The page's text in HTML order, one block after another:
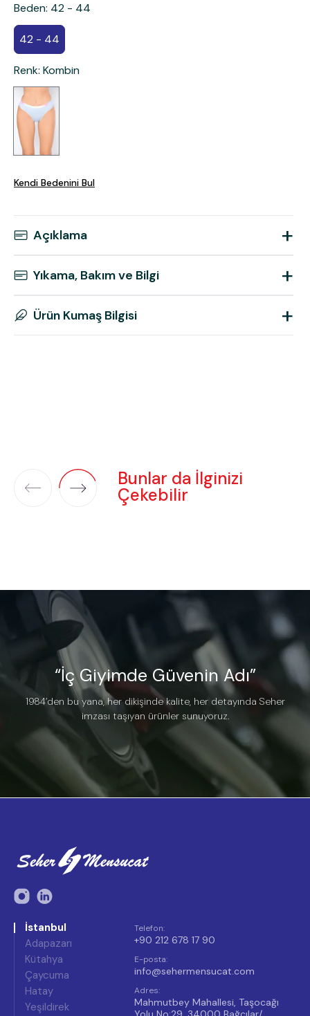
Beden: 42 - 44
42 - 44
Renk: Kombin
Kendi Bedenini Bul
Açıklama +
Yıkama, Bakım ve Bilgi +
Ürün Kumaş Bilgisi +
Bunlar da İlginizi
Çekebilir
“İç Giyimde Güvenin Adı”
1984’den bu yana, her dikişinde kalite, her detayında Seher
imzası taşıyan ürünler sunuyoruz.
İstanbul
Adapazarı
Kütahya
Çaycuma
Hatay
Yeşildirek
Telefon:
+90 212 678 17 90
E-posta:
info@sehermensucat.com
Adres:
Mahmutbey Mahallesi, Taşocağı